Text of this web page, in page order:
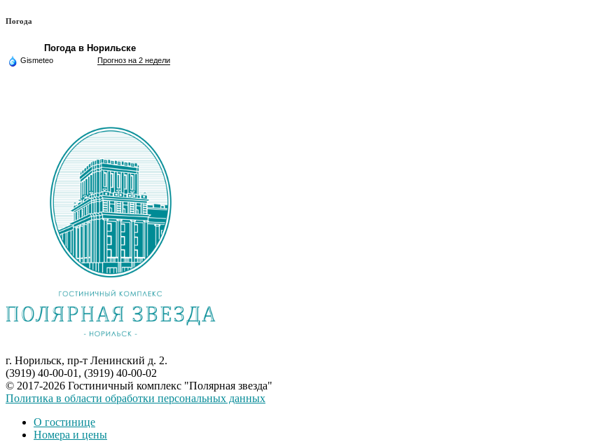
Погода
Погода в Норильске
Gismeteo Прогноз на 2 недели
г. Норильск, пр-т Ленинский д. 2.
(3919) 40-00-01, (3919) 40-00-02
© 2017-2026 Гостиничный комплекс "Полярная звезда"
Политика в области обработки персональных данных
О гостинице
Номера и цены